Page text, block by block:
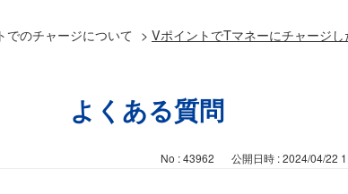
でのチャージについて > VポイントでTマネーにチャージ
よくある質問
No : 43962 公開日時 : 2024/04/22